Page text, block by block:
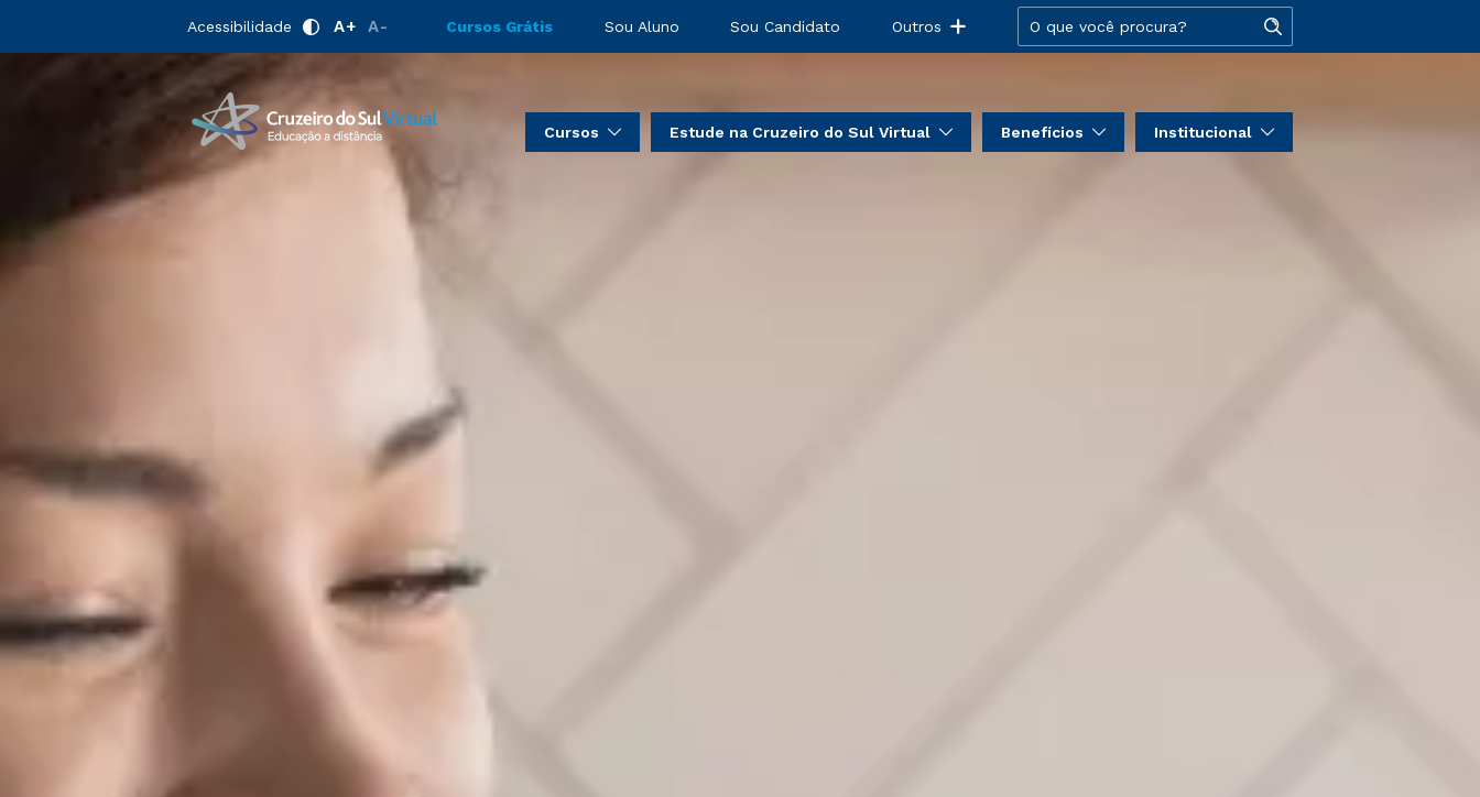
Acessibilidade A+ A- Cursos Grátis Sou Aluno Sou Candidato Outros
Cursos Estude na Cruzeiro do Sul Virtual Benefícios Institucional